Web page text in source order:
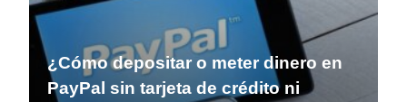
¿Cómo depositar o meter dinero en
PayPal sin tarjeta de crédito ni